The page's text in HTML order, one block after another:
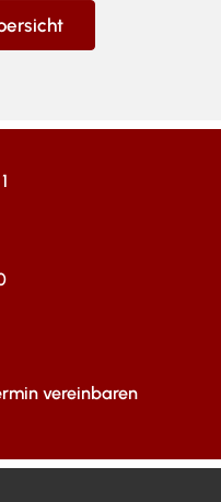
vereinbaren